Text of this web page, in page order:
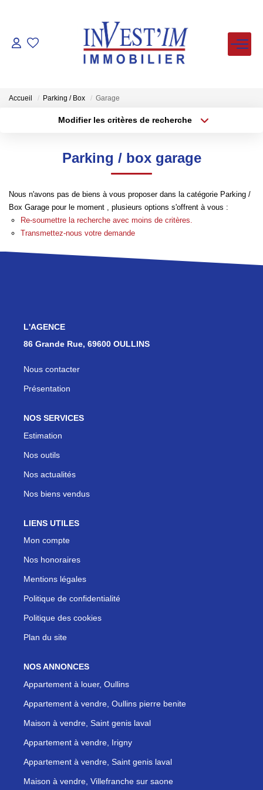
ACHETER
LOUER
ESTIMER
FAIRE GERER
NOS AGENCES
NOUS REJOINDRE
Accueil Parking / Box Garage
Modifier les critères de recherche
Surface min
Budget max Plus de critères
Parking / box garage
Nous n'avons pas de biens à vous proposer dans la catégorie Parking /
Box Garage pour le moment , plusieurs options s'offrent à vous :
Re-soumettre la recherche avec moins de critères.
Transmettez-nous votre demande
L'AGENCE
86 Grande Rue, 69600 OULLINS
Nous contacter
Présentation
NOS SERVICES
Estimation
Nos outils
Nos actualités
Nos biens vendus
LIENS UTILES
Mon compte
Nos honoraires
Mentions légales
Politique de confidentialité
Politique des cookies
Plan du site
NOS ANNONCES
Appartement à louer, Oullins
Appartement à vendre, Oullins pierre benite
Maison à vendre, Saint genis laval
Appartement à vendre, Irigny
Appartement à vendre, Saint genis laval
Maison à vendre, Villefranche sur saone